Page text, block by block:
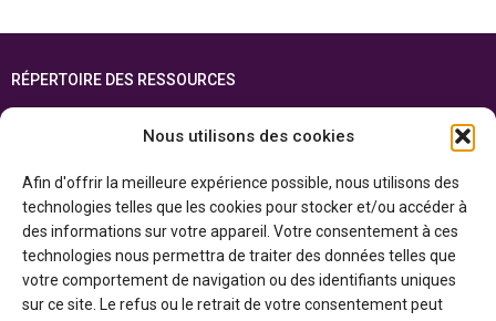
Nous utilisons des cookies
Afin d'offrir la meilleure expérience possible, nous utilisons des
technologies telles que les cookies pour stocker et/ou accéder à
des informations sur votre appareil. Votre consentement à ces
technologies nous permettra de traiter des données telles que
votre comportement de navigation ou des identifiants uniques
sur ce site. Le refus ou le retrait de votre consentement peut
RÉPERTOIRE DES RESSOURCES
ENGLISH
Cette ressource est réalisée grâce au soutien financier du gouvernement de
l’Ontario et du gouvernement duCanada par l’entremise du ministère du
Patrimoine canadien